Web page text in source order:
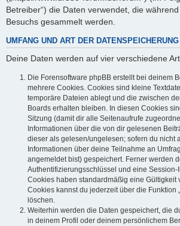
Betreiber“) die Daten verwendet, die
Besuchs gesammelt werden.
UMFANG UND ART DER DATENSPEICHERUNG
Deine Daten werden auf vier verschiedene
Die Forensoftware phpBB erstellt bei deinem
mehrere Cookies. Cookies sind kleine
temporäre Dateien ablegt und die zwischen
Boards erhalten bleiben. In diesen Cookies
Sitzung (damit dir alle Seitenaufrufe
Informationen über die von dir gelesenen
dieser als gelesen/ungelesen; sofern du nicht
Informationen über deine Teilnahme an
angemeldet bist) gespeichert. Ferner werden
Authentifizierungsschlüssel und eine Session-
Cookies haben standardmäßig eine Gültigkeit
Cookies kannst du jederzeit über die Funktion
löschen.
Weiterhin werden die Daten gespeichert, die
in deinem Profil oder deinem persönlichem